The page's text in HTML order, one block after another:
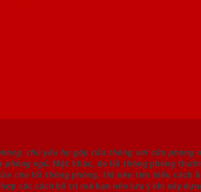
chủ yếu họ gộp cửa thông với cửa phòng
ngủ. Mặt khác, do lối thông phòng
cho lối thông phòng, thì nên tìm hiểu cách
các cách bố trí mà bạn nên lưu ý khi xây